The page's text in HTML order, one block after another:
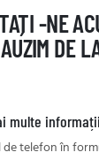
-NE
DE
multe informații
de telefon în